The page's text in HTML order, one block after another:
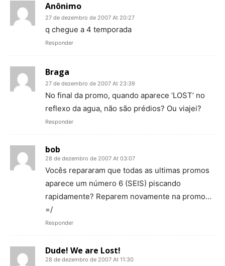
Anônimo
27 de dezembro de 2007 At 20:27
q chegue a 4 temporada
Responder
Braga
27 de dezembro de 2007 At 23:39
No final da promo, quando aparece ‘LOST’ no
reflexo da agua, não são prédios? Ou viajei?
Responder
bob
28 de dezembro de 2007 At 03:07
Vocês repararam que todas as ultimas promos
aparece um número 6 (SEIS) piscando
rapidamente? Reparem novamente na promo…
=/
Responder
Dude! We are Lost!
28 de dezembro de 2007 At 11:30